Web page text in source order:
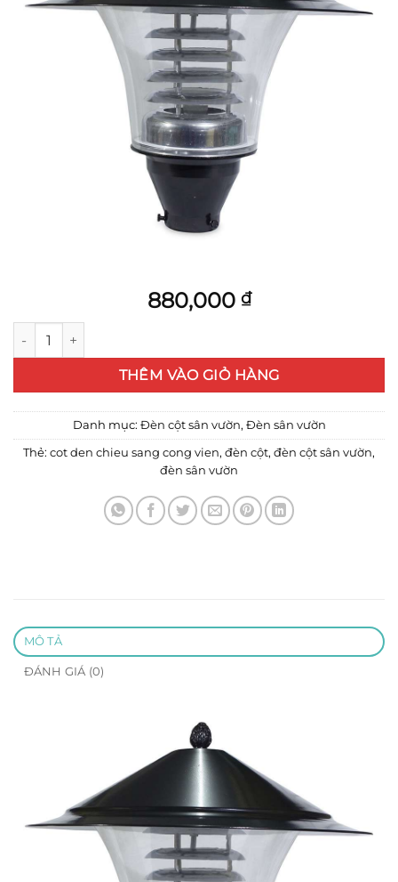
880,000 ₫
ĐÈN NẤM KÍNH TRONG số lượng
THÊM VÀO GIỎ HÀNG
Danh mục: Đèn cột sân vườn, Đèn sân vườn
Thẻ: cot den chieu sang cong vien, đèn cột, đèn cột sân vườn,
đèn sân vườn
MÔ TẢ
ĐÁNH GIÁ (0)